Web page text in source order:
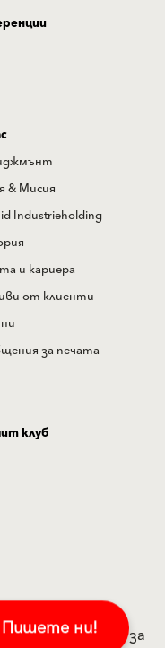
Пишете ни!
& Мисия
Industrieholding
и кариера
от клиенти
за печата
клуб
Политика по
на сигнал за